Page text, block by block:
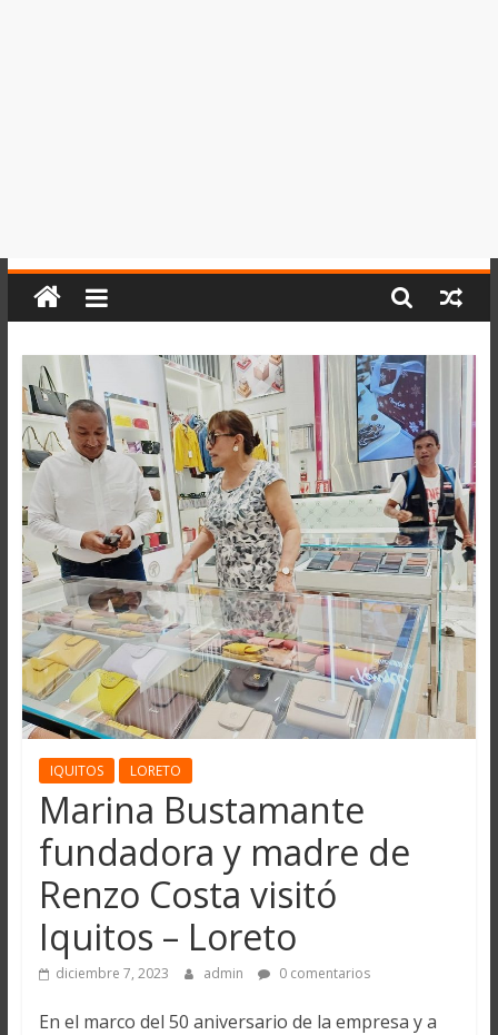
IQUITOS LORETO
Marina Bustamante
fundadora y madre de
Renzo Costa visitó
Iquitos – Loreto
diciembre 7, 2023 admin 0 comentarios
En el marco del 50 aniversario de la empresa y a